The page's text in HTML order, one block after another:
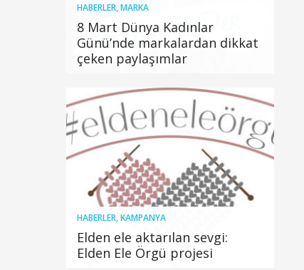
HABERLER,MARKA
8 Mart Dünya Kadınlar
Günü’nde markalardan dikkat
çeken paylaşımlar
HABERLER,KAMPANYA
Elden ele aktarılan sevgi:
Elden Ele Örgü projesi